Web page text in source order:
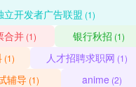
立开发者广告联盟 (1)
合并 (1) 银行秋招 (1)
(1) 人才招聘求职网 (1)
辅导 (1) anime (2)